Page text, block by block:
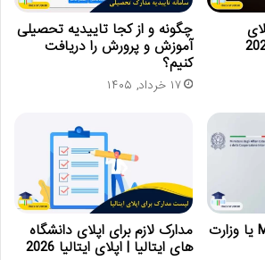
چگونه و از کجا تاییدیه تحصیلی
آموزش و پرورش را دریافت
کنیم؟
۱۷ خرداد, ۱۴۰۵
بورسیه تحصیلی MAECI یا وزارت مدارک لازم برای اپلای دانشگاه
های ایتالیا | اپلای ایتالیا 2026